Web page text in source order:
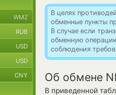
В целях
обменные пункты
В случае если
обменную
соблюдения
Об обмене
В приведенной
WMZ
RUB
USD
USD
CNY